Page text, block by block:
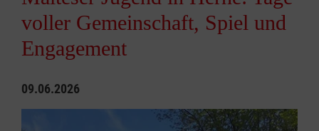
voller Gemeinschaft, Spiel und
Engagement
09.06.2026